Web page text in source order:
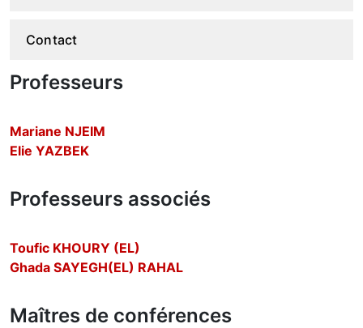
Contact
Professeurs
Mariane NJEIM
Elie YAZBEK
Professeurs associés
Toufic KHOURY (EL)
Ghada SAYEGH(EL) RAHAL
Maîtres de conférences